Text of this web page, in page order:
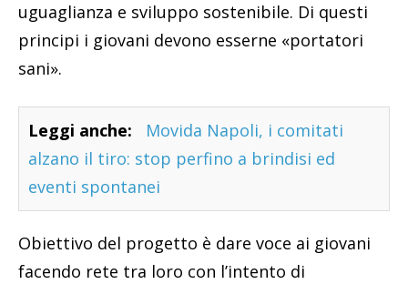
uguaglianza e sviluppo sostenibile. Di questi
principi i giovani devono esserne «portatori
sani».
Leggi anche:
Movida Napoli, i comitati
alzano il tiro: stop perfino a brindisi ed
eventi spontanei
Obiettivo del progetto è dare voce ai giovani
facendo rete tra loro con l’intento di